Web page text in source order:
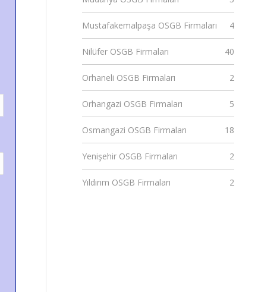
Mustafakemalpaşa OSGB Firmaları 4
Nilüfer OSGB Firmaları 40
Orhaneli OSGB Firmaları 2
Orhangazi OSGB Firmaları 5
Osmangazi OSGB Firmaları 18
Yenişehir OSGB Firmaları 2
Yıldırım OSGB Firmaları 2